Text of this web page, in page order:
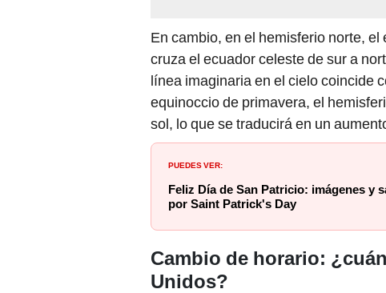
En cambio, en el hemisferio norte,
cruza el ecuador celeste de sur a
línea imaginaria en el cielo coincide
equinoccio de primavera, el
sol, lo que se traducirá en un
PUEDES VER:
Feliz Día de San Patricio: imágenes y
por Saint Patrick's Day
Cambio de horario:
Unidos?